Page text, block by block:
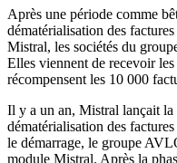
Après une période comme
dématérialisation des
Mistral, les sociétés du
Elles viennent de recevoir
récompensent les 10 000
Il y a un an, Mistral lançait
dématérialisation des
le démarrage, le groupe
module Mistral. Après la